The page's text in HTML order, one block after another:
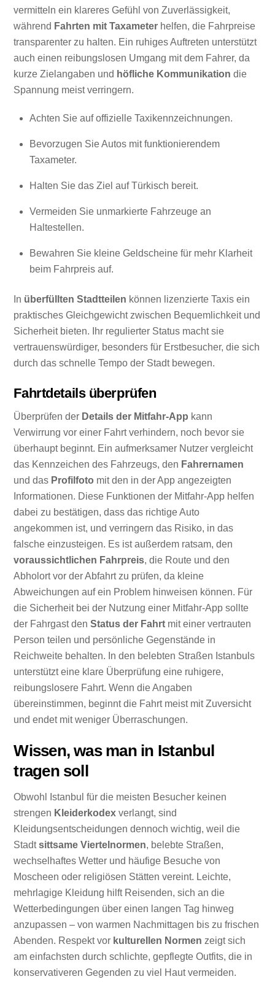
vermitteln ein klareres Gefühl von Zuverlässigkeit,
während Fahrten mit Taxameter helfen, die Fahrpreise
transparenter zu halten. Ein ruhiges Auftreten unterstützt
auch einen reibungslosen Umgang mit dem Fahrer, da
kurze Zielangaben und höfliche Kommunikation die
Spannung meist verringern.
Achten Sie auf offizielle Taxikennzeichnungen.
Bevorzugen Sie Autos mit funktionierendem
Taxameter.
Halten Sie das Ziel auf Türkisch bereit.
Vermeiden Sie unmarkierte Fahrzeuge an
Haltestellen.
Bewahren Sie kleine Geldscheine für mehr Klarheit
beim Fahrpreis auf.
In überfüllten Stadtteilen können lizenzierte Taxis ein
praktisches Gleichgewicht zwischen Bequemlichkeit und
Sicherheit bieten. Ihr regulierter Status macht sie
vertrauenswürdiger, besonders für Erstbesucher, die sich
durch das schnelle Tempo der Stadt bewegen.
Fahrtdetails überprüfen
Überprüfen der Details der Mitfahr-App kann
Verwirrung vor einer Fahrt verhindern, noch bevor sie
überhaupt beginnt. Ein aufmerksamer Nutzer vergleicht
das Kennzeichen des Fahrzeugs, den Fahrernamen
und das Profilfoto mit den in der App angezeigten
Informationen. Diese Funktionen der Mitfahr-App helfen
dabei zu bestätigen, dass das richtige Auto
angekommen ist, und verringern das Risiko, in das
falsche einzusteigen. Es ist außerdem ratsam, den
voraussichtlichen Fahrpreis, die Route und den
Abholort vor der Abfahrt zu prüfen, da kleine
Abweichungen auf ein Problem hinweisen können. Für
die Sicherheit bei der Nutzung einer Mitfahr-App sollte
der Fahrgast denStatus der Fahrt mit einer vertrauten
Person teilen und persönliche Gegenstände in
Reichweite behalten. In den belebten Straßen Istanbuls
unterstützt eine klare Überprüfung eine ruhigere,
reibungslosere Fahrt. Wenn die Angaben
übereinstimmen, beginnt die Fahrt meist mit Zuversicht
und endet mit weniger Überraschungen.
Wissen, was man in Istanbul
tragen soll
Obwohl Istanbul für die meisten Besucher keinen
strengen Kleiderkodex verlangt, sind
Kleidungsentscheidungen dennoch wichtig, weil die
Stadtsittsame Viertelnormen, belebte Straßen,
wechselhaftes Wetter und häufige Besuche von
Moscheen oder religiösen Stätten vereint. Leichte,
mehrlagige Kleidung hilft Reisenden, sich an die
Wetterbedingungen über einen langen Tag hinweg
anzupassen – von warmen Nachmittagen bis zu frischen
Abenden. Respekt vor kulturellen Normen zeigt sich
am einfachsten durch schlichte, gepflegte Outfits, die in
konservativeren Gegenden zu viel Haut vermeiden.